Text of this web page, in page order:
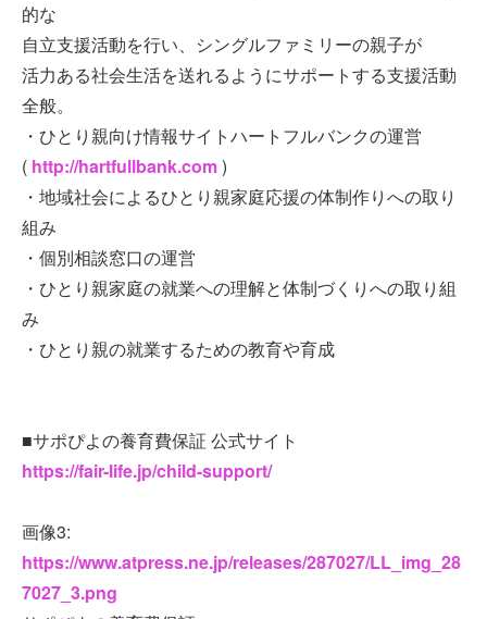
的な
自立支援活動を行い、シングルファミリーの親子が
活力ある社会生活を送れるようにサポートする支援活動
全般。
・ひとり親向け情報サイトハートフルバンクの運営
( http://hartfullbank.com)
・地域社会によるひとり親家庭応援の体制作りへの取り
組み
・個別相談窓口の運営
・ひとり親家庭の就業への理解と体制づくりへの取り組
み
・ひとり親の就業するための教育や育成
■サポぴよの養育費保証 公式サイト
https://fair-life.jp/child-support/
画像3:
https://www.atpress.ne.jp/releases/287027/LL_img_28
7027_3.png